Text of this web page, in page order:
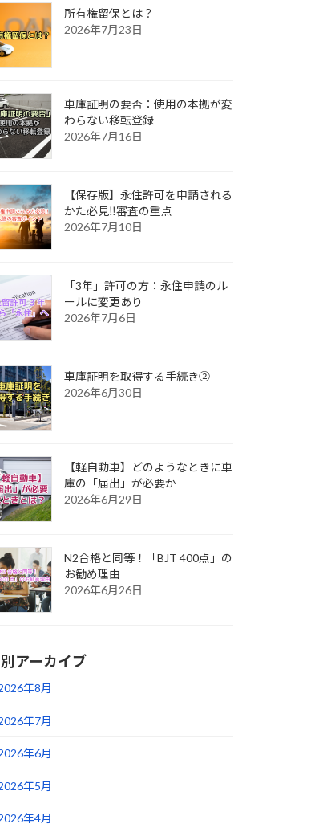
所有権留保とは？
2026年7月23日
車庫証明の要否：使用の本拠が変
わらない移転登録
2026年7月16日
【保存版】永住許可を申請される
かた必見‼審査の重点
2026年7月10日
「3年」許可の方：永住申請のル
ールに変更あり
2026年7月6日
車庫証明を取得する手続き②
2026年6月30日
【軽自動車】どのようなときに車
庫の「届出」が必要か
2026年6月29日
N2合格と同等！「BJT 400点」の
お勧め理由
2026年6月26日
アーカイブ
年8月
年7月
年6月
年5月
年4月